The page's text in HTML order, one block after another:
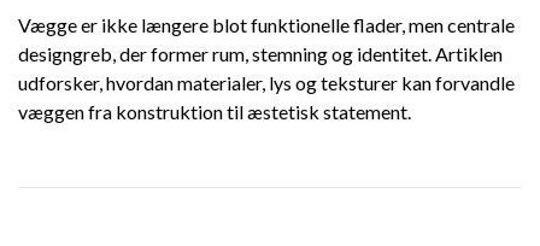
Vægge er ikke længere blot funktionelle flader, men centrale
designgreb, der former rum, stemning og identitet. Artiklen
udforsker, hvordan materialer, lys og teksturer kan forvandle
væggen fra konstruktion til æstetisk statement.